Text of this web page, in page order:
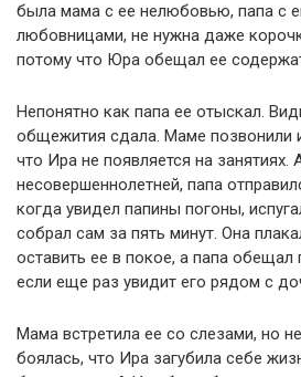
была мама с ее нелюбовью, папа с
любовницами, не нужна даже
потому что Юра обещал ее
Непонятно как папа ее отыскал.
общежития сдала. Маме позвонили
что Ира не появляется на
несовершеннолетней, папа
когда увидел папины погоны,
собрал сам за пять минут. Она
оставить ее в покое, а папа обещал
если еще раз увидит его рядом с
Мама встретила ее со слезами, но
боялась, что Ира загубила себе